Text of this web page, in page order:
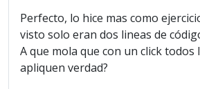
Perfecto, lo hice mas como
visto solo eran dos lineas de
A que mola que con un click todos
apliquen verdad?